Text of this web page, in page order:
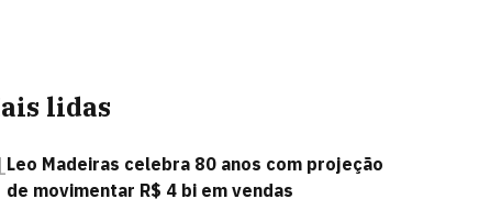
lidas
Leo Madeiras celebra 80 anos com projeção
de movimentar R$ 4 bi em vendas